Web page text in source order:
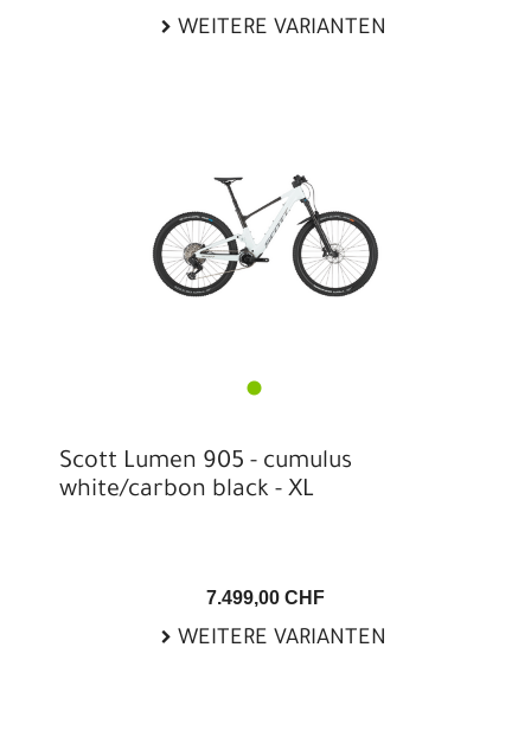
WEITERE VARIANTEN
Scott Lumen 905 - cumulus
white/carbon black - XL
7.499,00 CHF
WEITERE VARIANTEN